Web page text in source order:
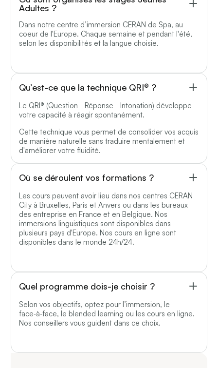
Adultes ?
Dans notre centre d’immersion CERAN de Spa, au
coeur de l'Europe. Chaque semaine et pendant l'été,
selon les disponibilités et la langue choisie.
Qu’est-ce que la technique QRI® ?
Le QRI® (Question–Réponse–Intonation) développe
votre capacité à réagir spontanément.
Cette technique vous permet de consolider vos acquis
de manière naturelle sans traduire mentalement et
d'améliorer votre fluidité.
Où se déroulent vos formations ?
Les cours peuvent avoir lieu dans nos centres CERAN
City à Bruxelles, Paris et Anvers ou dans les bureaux
des entreprise en France et en Belgique. Nos
immersions linguistiques sont disponibles dans
plusieurs pays d'Europe. Nos cours en ligne sont
disponibles dans le monde 24h/24.
Quel programme dois-je choisir ?
Selon vos objectifs, optez pour l’immersion, le
face‑à‑face, le blended learning ou les cours en ligne.
Nos conseillers vous guident dans ce choix.